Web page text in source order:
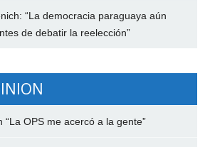
“La democracia paraguaya aún
de debatir la reelección”
“La OPS me acercó a la gente”